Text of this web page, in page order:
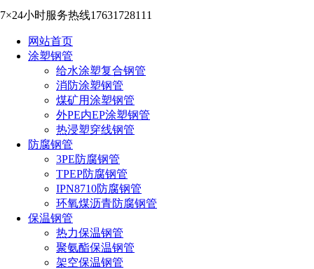
7×24小时服务热线17631728111
网站首页
涂塑钢管
给水涂塑复合钢管
消防涂塑钢管
煤矿用涂塑钢管
外PE内EP涂塑钢管
热浸塑穿线钢管
防腐钢管
3PE防腐钢管
TPEP防腐钢管
IPN8710防腐钢管
环氧煤沥青防腐钢管
保温钢管
热力保温钢管
聚氨酯保温钢管
架空保温钢管